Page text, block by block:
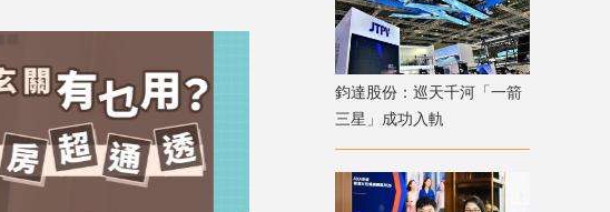
鈞達股份：巡天千河「一箭
三星」成功入軌